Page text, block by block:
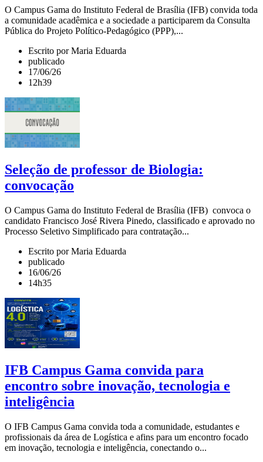
O Campus Gama do Instituto Federal de Brasília (IFB) convida toda
a comunidade acadêmica e a sociedade a participarem da Consulta
Pública do Projeto Político-Pedagógico (PPP),...
Escrito por Maria Eduarda
publicado
17/06/26
12h39
Seleção de professor de Biologia:
convocação
O Campus Gama do Instituto Federal de Brasília (IFB) convoca o
candidato Francisco José Rivera Pinedo, classificado e aprovado no
Processo Seletivo Simplificado para contratação...
Escrito por Maria Eduarda
publicado
16/06/26
14h35
IFB Campus Gama convida para
encontro sobre inovação, tecnologia e
inteligência
O IFB Campus Gama convida toda a comunidade, estudantes e
profissionais da área de Logística e afins para um encontro focado
em inovação, tecnologia e inteligência, conectando o...